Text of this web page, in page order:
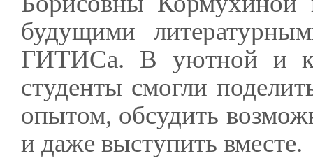
будущими
ГИТИСа. В уютной и
студенты смогли
опытом, обсудить
и даже выступить вместе.